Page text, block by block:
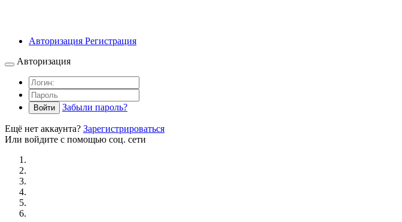
Авторизация Регистрация
Авторизация
Войти Забыли пароль?
Ещё нет аккаунта? Зарегистрироваться
Или войдите с помощью соц. сети